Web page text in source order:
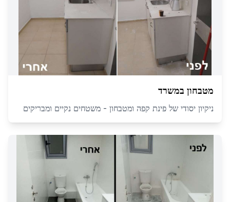
מטבחון במשרד
ניקיון יסודי של פינת קפה ומטבחון - משטחים נקיים ומבריקים